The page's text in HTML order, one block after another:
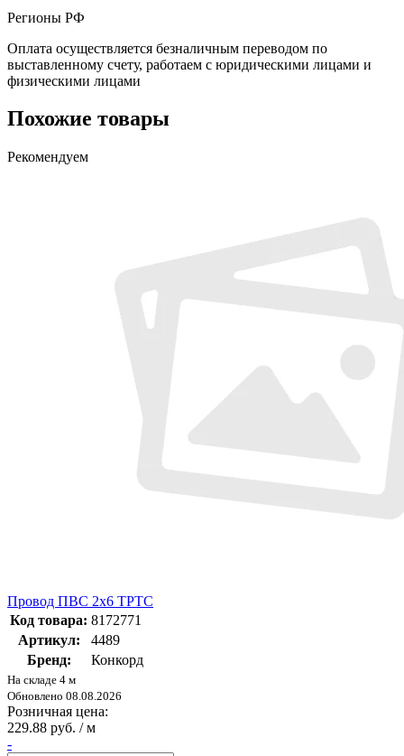
Регионы РФ
Оплата осуществляется безналичным переводом по
выставленному счету, работаем с юридическими лицами и
физическими лицами
Похожие товары
Рекомендуем
Провод ПВС 2х6 ТРТС
Код товара: 8172771
Артикул:
4489
Бренд:
Конкорд
На складе 4 м
Обновлено 08.08.2026
Розничная цена:
229.88 руб. / м
-